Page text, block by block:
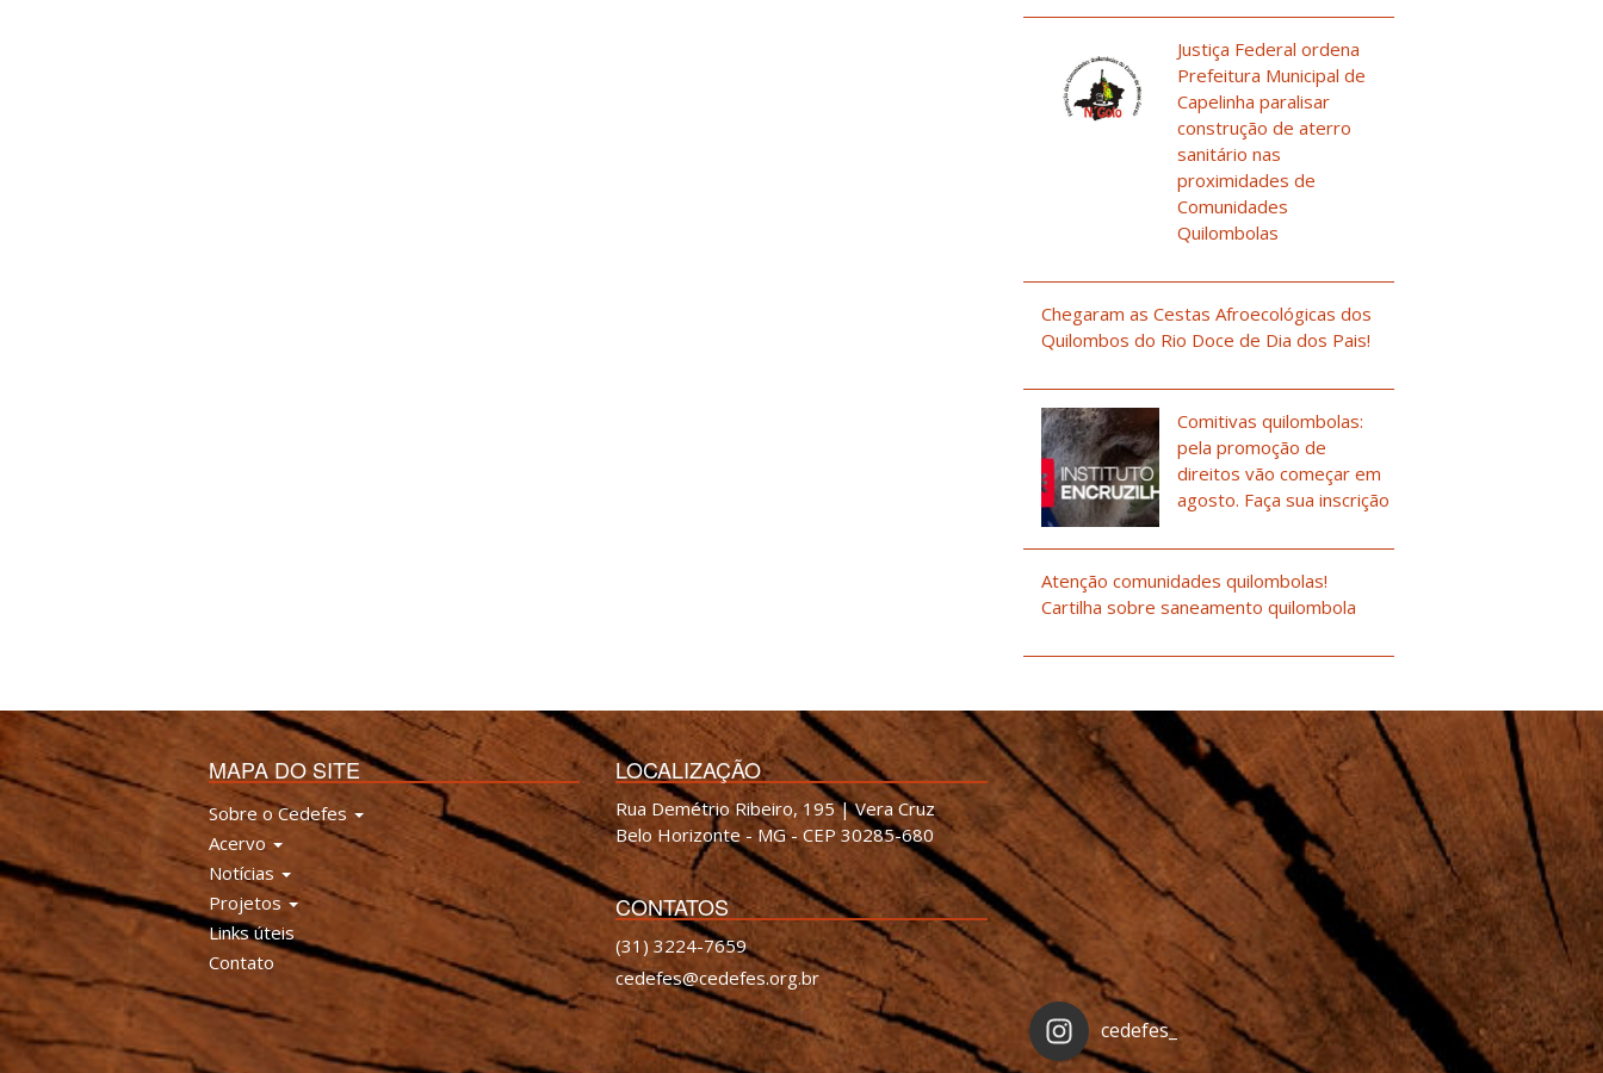
Justiça Federal ordena
Prefeitura Municipal de
Capelinha paralisar
construção de aterro
sanitário nas
proximidades de
Comunidades
Quilombolas
Chegaram as Cestas Afroecológicas dos
Quilombos do Rio Doce de Dia dos Pais!
Comitivas quilombolas:
pela promoção de
direitos vão começar em
agosto. Faça sua inscrição
Atenção comunidades quilombolas!
Cartilha sobre saneamento quilombola
MAPA DO SITE
Sobre o Cedefes
Acervo
Notícias
Projetos
Links úteis
Contato
LOCALIZAÇÃO
Rua Demétrio Ribeiro, 195 | Vera Cruz
Belo Horizonte - MG - CEP 30285-680
CONTATOS
(31) 3224-7659
cedefes@cedefes.org.br
cedefes_